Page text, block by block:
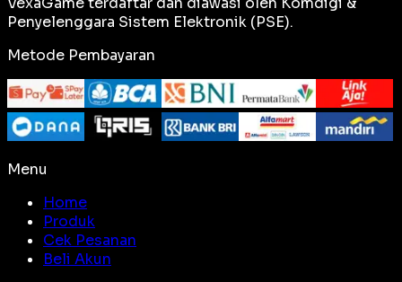
Penyelenggara Sistem Elektronik (PSE).
Metode Pembayaran
Menu
Home
Produk
Cek Pesanan
Beli Akun